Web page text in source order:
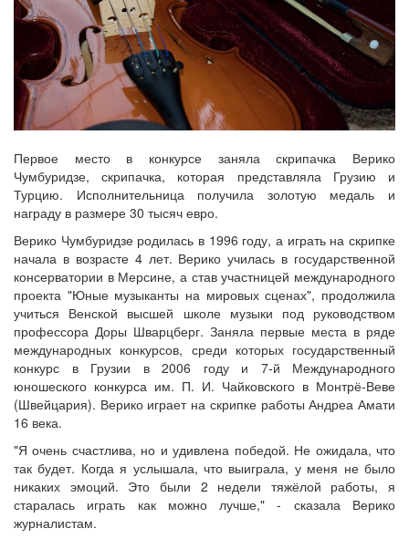
Первое место в конкурсе заняла скрипачка Верико
Чумбуридзе, скрипачка, которая представляла Грузию и
Турцию. Исполнительница получила золотую медаль и
награду в размере 30 тысяч евро.
Верико Чумбуридзе родилась в 1996 году, а играть на скрипке
начала в возрасте 4 лет. Верико училась в государственной
консерватории в Мерсине, а став участницей международного
проекта "Юные музыканты на мировых сценах", продолжила
учиться Венской высшей школе музыки под руководством
профессора Доры Шварцберг. Заняла первые места в ряде
международных конкурсов, среди которых государственный
конкурс в Грузии в 2006 году и 7-й Международного
юношеского конкурса им. П. И. Чайковского в Монтрё-Веве
(Швейцария). Верико играет на скрипке работы Андреа Амати
16 века.
"Я очень счастлива, но и удивлена победой. Не ожидала, что
так будет. Когда я услышала, что выиграла, у меня не было
никаких эмоций. Это были 2 недели тяжёлой работы, я
старалась играть как можно лучше," - сказала Верико
журналистам.